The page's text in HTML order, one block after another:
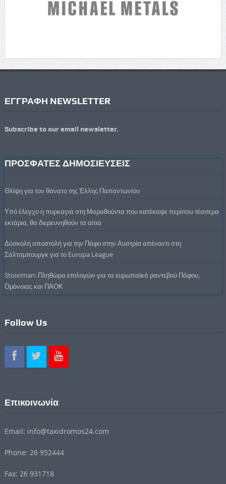
ΕΓΓΡΑΦΗ NEWSLETTER
Subscribe to our email newsletter.
ΠΡΟΣΦΑΤΕΣ ΔΗΜΟΣΙΕΥΣΕΙΣ
Θλίψη για τον θάνατο της Έλλης Παπαντωνίου
Υπό έλεγχο η πυρκαγιά στη Μαραθούντα που κατέκαψε περίπου τέσσερα
εκτάρια, θα διερευνηθούν τα αίτια
Δύσκολη αποστολή για την Πάφο στην Αυστρία απέναντι στη
Σάλτσμπουργκ για το Europa League
Stoiximan: Πληθώρα επιλογών για τα ευρωπαϊκά ραντεβού Πάφου,
Ομόνοιας και ΠΑΟΚ
Follow Us
Επικοινωνία
Email: info@taxidromos24.com
Phone: 26 952444
Fax: 26 931718